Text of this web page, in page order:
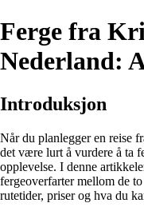
Ferge fra
Nederland:
Introduksjon
Når du planlegger en reise
det være lurt å vurdere å ta
opplevelse. I denne
fergeoverfarter mellom de
rutetider, priser og hva du